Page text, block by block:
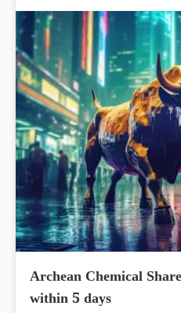
Archean Chemical
within 5 days